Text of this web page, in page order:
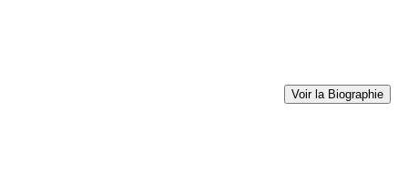
Voir la Biographie